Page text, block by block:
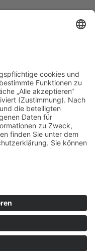
Vertrag widerrufen